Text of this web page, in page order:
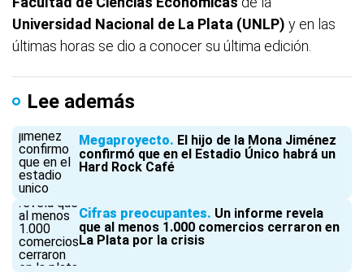
Universidad Nacional de La Plata (UNLP) y en las
últimas horas se dio a conocer su última edición.
Lee además
Megaproyecto El hijo de la Mona Jiménez
confirmó que en el Estadio Único habrá un
Hard Rock Café
Cifras preocupantes Un informe revela
que al menos 1.000 comercios cerraron en
La Plata por la crisis